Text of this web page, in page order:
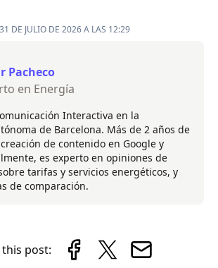
DE JULIO DE 2026 A LAS 12:29
Pacheco
en Energía
Interactiva en la
de Barcelona. Más de 2 años de
de contenido en Google y
es experto en opiniones de
tarifas y servicios energéticos, y
de comparación.
post: